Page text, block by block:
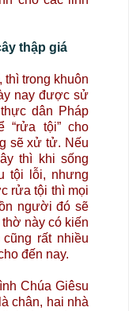
thập giá
trong khuôn
nay được sử
dân Pháp
“rửa tội” cho
sẽ xử tử. Nếu
thì khi sống
tội lỗi, nhưng
rửa tội thì mọi
người đó sẽ
này có kiến
rất nhiều
đến nay.
Chúa Giêsu
chân, hai nhà